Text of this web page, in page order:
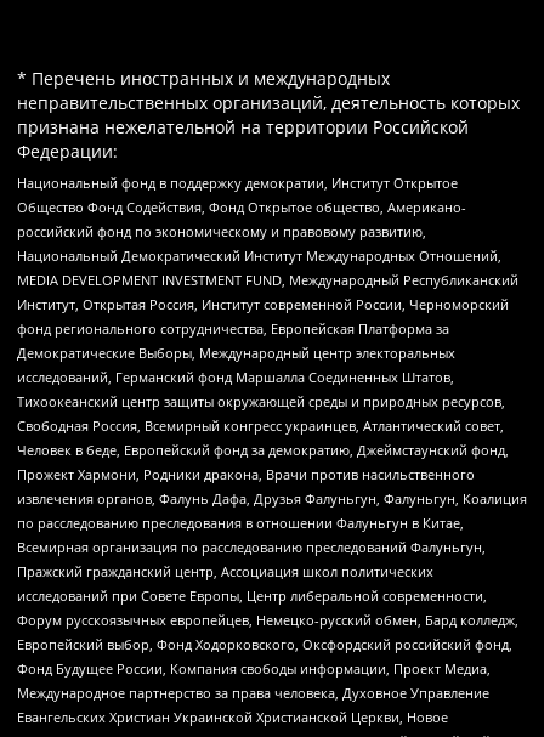
* Перечень иностранных и международных
неправительственных организаций, деятельность которых
признана нежелательной на территории Российской
Федерации:
Национальный фонд в поддержку демократии, Институт Открытое
Общество Фонд Содействия, Фонд Открытое общество, Американо-
российский фонд по экономическому и правовому развитию,
Национальный Демократический Институт Международных Отношений,
MEDIA DEVELOPMENT INVESTMENT FUND, Международный Республиканский
Институт, Открытая Россия, Институт современной России, Черноморский
фонд регионального сотрудничества, Европейская Платформа за
Демократические Выборы, Международный центр электоральных
исследований, Германский фонд Маршалла Соединенных Штатов,
Тихоокеанский центр защиты окружающей среды и природных ресурсов,
Свободная Россия, Всемирный конгресс украинцев, Атлантический совет,
Человек в беде, Европейский фонд за демократию, Джеймстаунский фонд,
Прожект Хармони, Родники дракона, Врачи против насильственного
извлечения органов, Фалунь Дафа, Друзья Фалуньгун, Фалуньгун, Коалиция
по расследованию преследования в отношении Фалуньгун в Китае,
Всемирная организация по расследованию преследований Фалуньгун,
Пражский гражданский центр, Ассоциация школ политических
исследований при Совете Европы, Центр либеральной современности,
Форум русскоязычных европейцев, Немецко-русский обмен, Бард колледж,
Европейский выбор, Фонд Ходорковского, Оксфордский российский фонд,
Фонд Будущее России, Компания свободы информации, Проект Медиа,
Международное партнерство за права человека, Духовное Управление
Евангельских Христиан Украинской Христианской Церкви, Новое